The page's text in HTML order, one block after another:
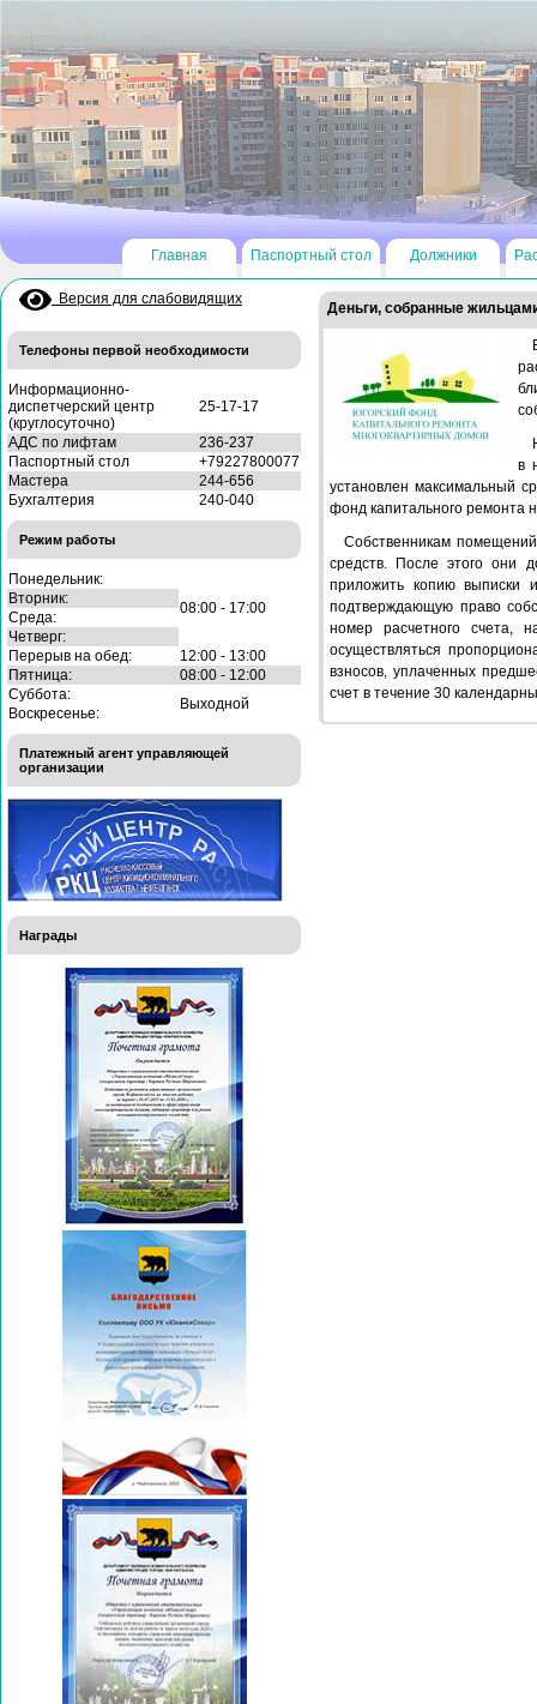
Главная Паспортный стол Должники
Версия для слабовидящих
Телефоны первой необходимости
Информационно-
диспетчерский центр
(круглосуточно)
25-17-17
АДС по лифтам
236-237
Паспортный стол
+79227800077
Мастера
244-656
Бухгалтерия
240-040
Режим работы
Понедельник:
08:00 - 17:00
Вторник:
Среда:
Четверг:
Перерыв на обед:
12:00 - 13:00
Пятница:
08:00 - 12:00
Суббота:
Выходной
Воскресенье:
Платежный агент управляющей
организации
Награды
Деньги, собранные
в
установлен максимальный
фонд капитального ремонта
Собственникам
средств. После этого они
приложить копию выписки
подтверждающую право
номер расчетного счета,
осуществляться
взносов, уплаченных
счет в течение 30